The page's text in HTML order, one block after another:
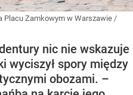
Placu Zamkowym w Warszawie /
nic nie wskazuje
wyciszył spory między
obozami. –